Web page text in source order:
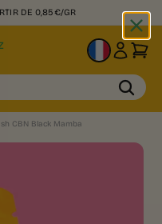
DE 0,85€/GR
FR
CBN Black Mamba